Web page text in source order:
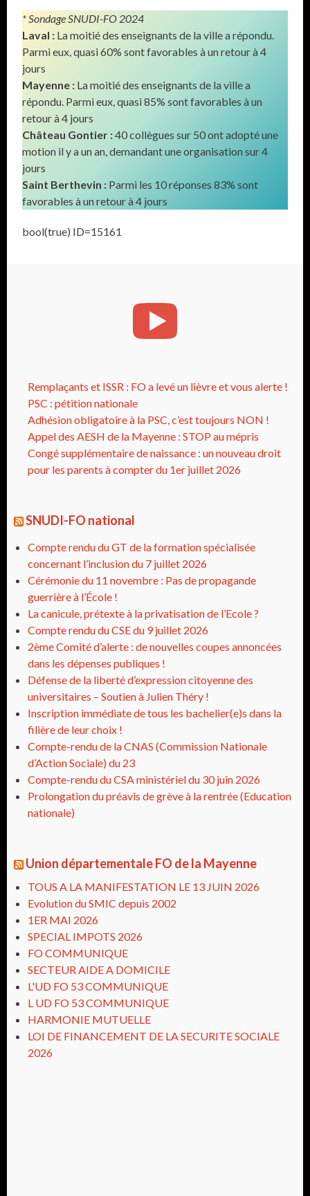
* Sondage SNUDI-FO 2024
Laval : La moitié des enseignants de la ville a répondu.
Parmi eux, quasi 60% sont favorables à un retour à 4
jours
Mayenne : La moitié des enseignants de la ville a
répondu. Parmi eux, quasi 85% sont favorables à un
retour à 4 jours
Château Gontier :40 collègues sur 50 ont adopté une
motion il y a un an, demandant une organisation sur 4
jours
Saint Berthevin : Parmi les 10 réponses 83% sont
favorables à un retour à 4 jours
bool(true) ID=15161
Remplaçants et ISSR : FO a levé un lièvre et vous alerte !
PSC : pétition nationale
Adhésion obligatoire à la PSC, c’est toujours NON !
Appel des AESH de la Mayenne : STOP au mépris
Congé supplémentaire de naissance : un nouveau droit
pour les parents à compter du 1er juillet 2026
SNUDI-FO national
Compte rendu du GT de la formation spécialisée
concernant l’inclusion du 7 juillet 2026
Cérémonie du 11 novembre : Pas de propagande
guerrière à l’École !
La canicule, prétexte à la privatisation de l’Ecole ?
Compte rendu du CSE du 9 juillet 2026
2ème Comité d’alerte : de nouvelles coupes annoncées
dans les dépenses publiques !
Défense de la liberté d’expression citoyenne des
universitaires – Soutien à Julien Théry !
Inscription immédiate de tous les bachelier(e)s dans la
filière de leur choix !
Compte-rendu de la CNAS (Commission Nationale
d’Action Sociale) du 23
Compte-rendu du CSA ministériel du 30 juin 2026
Prolongation du préavis de grève à la rentrée (Education
nationale)
Union départementale FO de la Mayenne
TOUS A LA MANIFESTATION LE 13 JUIN 2026
Evolution du SMIC depuis 2002
1ER MAI 2026
SPECIAL IMPOTS 2026
FO COMMUNIQUE
SECTEUR AIDE A DOMICILE
L'UD FO 53 COMMUNIQUE
L UD FO 53 COMMUNIQUE
HARMONIE MUTUELLE
LOI DE FINANCEMENT DE LA SECURITE SOCIALE
2026